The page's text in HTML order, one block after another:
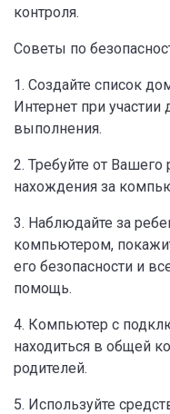
контроля.
Советы по
1. Создайте список
Интернет при участии
выполнения.
2. Требуйте от
нахождения за
3. Наблюдайте за
компьютером,
его безопасности и
помощь.
4. Компьютер с
находиться в общей
родителей.
5. Используйте